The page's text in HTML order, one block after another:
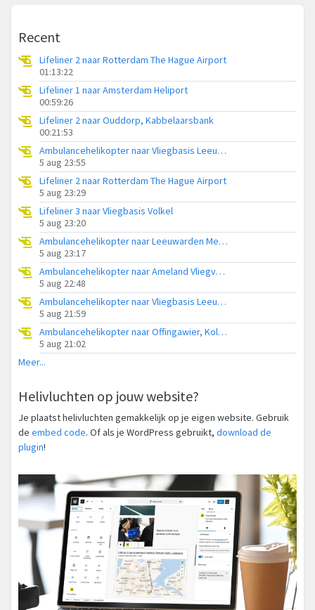
Recent
Lifeliner 2 naar Rotterdam The Hague Airport
01:13:22
Lifeliner 1 naar Amsterdam Heliport
00:59:26
Lifeliner 2 naar Ouddorp, Kabbelaarsbank
00:21:53
Ambulancehelikopter naar Vliegbasis Leeuwarden
5 aug 23:55
Lifeliner 2 naar Rotterdam The Hague Airport
5 aug 23:29
Lifeliner 3 naar Vliegbasis Volkel
5 aug 23:20
Ambulancehelikopter naar Leeuwarden Medical Center Heliport
5 aug 23:17
Ambulancehelikopter naar Ameland Vliegveld Ballum
5 aug 22:48
Ambulancehelikopter naar Vliegbasis Leeuwarden
5 aug 21:59
Ambulancehelikopter naar Offingawier, Kolmarslân
5 aug 21:02
Meer...
Helivluchten op jouw website?
Je plaatst helivluchten gemakkelijk op je eigen website. Gebruik
de embed code. Of als je WordPress gebruikt, download de
plugin!